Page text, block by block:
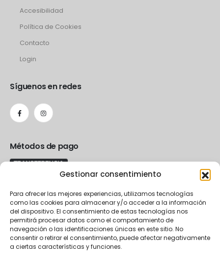
Gestionar consentimiento
Para ofrecer las mejores experiencias, utilizamos tecnologías
como las cookies para almacenar y/o acceder a la información
del dispositivo. El consentimiento de estas tecnologías nos
permitirá procesar datos como el comportamiento de
navegación o las identificaciones únicas en este sitio. No
consentir o retirar el consentimiento, puede afectar negativamente
a ciertas características y funciones.
Accesibilidad
Política de Cookies
Contacto
Login
Síguenos en redes
Métodos de pago